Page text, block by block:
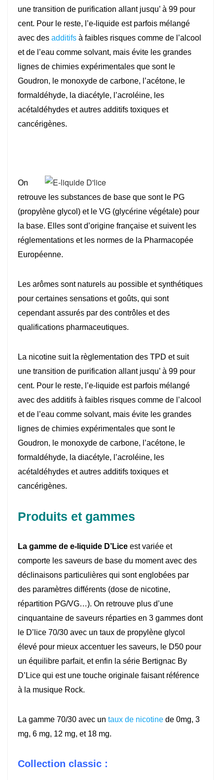
une transition de purification allant jusqu’ à 99 pour
cent. Pour le reste, l’e-liquide est parfois mélangé
avec des additifs à faibles risques comme de l’alcool
et de l’eau comme solvant, mais évite les grandes
lignes de chimies expérimentales que sont le
Goudron, le monoxyde de carbone, l’acétone, le
formaldéhyde, la diacétyle, l’acroléine, les
acétaldéhydes et autres additifs toxiques et
cancérigènes.
On
retrouve les substances de base que sont le PG
(propylène glycol) et le VG (glycérine végétale) pour
la base. Elles sont d’origine française et suivent les
réglementations et les normes de la Pharmacopée
Européenne.
Les arômes sont naturels au possible et synthétiques
pour certaines sensations et goûts, qui sont
cependant assurés par des contrôles et des
qualifications pharmaceutiques.
La nicotine suit la règlementation des TPD et suit
une transition de purification allant jusqu’ à 99 pour
cent. Pour le reste, l’e-liquide est parfois mélangé
avec des additifs à faibles risques comme de l’alcool
et de l’eau comme solvant, mais évite les grandes
lignes de chimies expérimentales que sont le
Goudron, le monoxyde de carbone, l’acétone, le
formaldéhyde, la diacétyle, l’acroléine, les
acétaldéhydes et autres additifs toxiques et
cancérigènes.
Produits et gammes
La gamme de e-liquide D’Lice est variée et
comporte les saveurs de base du moment avec des
déclinaisons particulières qui sont englobées par
des paramètres différents (dose de nicotine,
répartition PG/VG…). On retrouve plus d’une
cinquantaine de saveurs réparties en 3 gammes dont
le D’lice 70/30 avec un taux de propylène glycol
élevé pour mieux accentuer les saveurs, le D50 pour
un équilibre parfait, et enfin la série Bertignac By
D’Lice qui est une touche originale faisant référence
à la musique Rock.
La gamme 70/30 avec un taux de nicotine de 0mg, 3
mg, 6 mg, 12 mg, et 18 mg.
Collection classic :